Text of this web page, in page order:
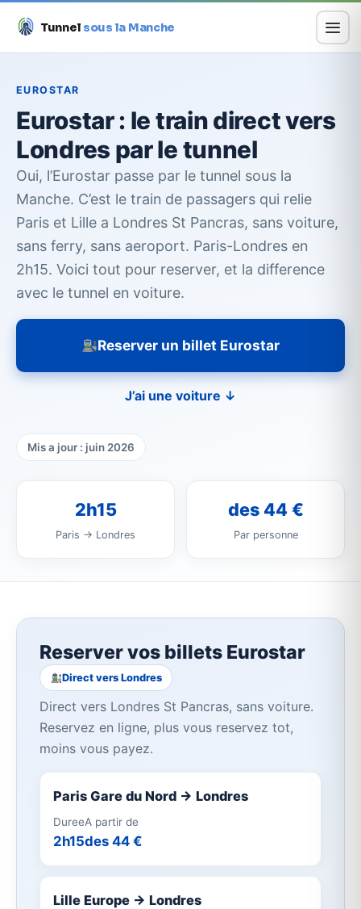
Tunnel sous la Manche
EUROSTAR
Eurostar : le train direct vers
Londres par le tunnel
Oui, l’Eurostar passe par le tunnel sous la
Manche. C’est le train de passagers qui relie
Paris et Lille a Londres St Pancras, sans voiture,
sans ferry, sans aeroport. Paris-Londres en
2h15. Voici tout pour reserver, et la difference
avec le tunnel en voiture.
Reserver un billet Eurostar
J’ai une voiture ↓
Mis a jour : juin 2026
2h15
Paris → Londres
des 44 €
Par personne
Reserver vos billets Eurostar
Direct vers Londres
Direct vers Londres St Pancras, sans voiture.
Reservez en ligne, plus vous reservez tot,
moins vous payez.
Paris Gare du Nord → Londres
Duree
2h15
A partir de
des 44 €
Lille Europe → Londres